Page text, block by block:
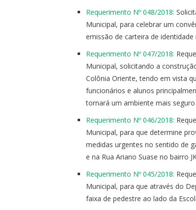
Requerimento Nº 048/2018:
Municipal, para celebrar um
emissão de carteira de
Requerimento Nº 047/2018:
Municipal, solicitando a
Colônia Oriente, tendo em vista
funcionários e alunos
tornará um ambiente mais
Requerimento Nº 046/2018:
Municipal, para que determine
medidas urgentes no sentido de
e na Rua Ariano Suase no bairro
Requerimento Nº 045/2018:
Municipal, para que através do
faixa de pedestre ao lado da